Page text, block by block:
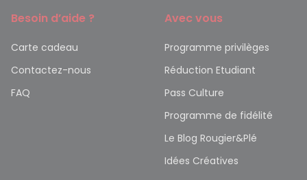
Besoin d’aide ?
Carte cadeau
Contactez-nous
FAQ
Avec vous
Programme privilèges
Réduction Etudiant
Pass Culture
Programme de fidélité
Le Blog Rougier&Plé
Idées Créatives